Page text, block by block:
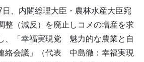
、内閣総理大臣・農林水産大臣宛
整（減反）を廃止しコメの増産を求
、「幸福実現党 魅力的な農業と自
絡会議」（代表 中島徹：幸福実現